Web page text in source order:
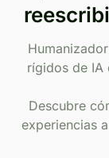
rígidos de IA
Descubre
experiencias